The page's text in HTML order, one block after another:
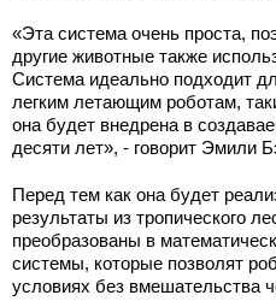
«Эта система очень проста,
другие животные также
Система идеально подходит
легким летающим роботам,
она будет внедрена в
десяти лет», - говорит Эмили
Перед тем как она будет
результаты из тропического
преобразованы в
системы, которые позволят
условиях без вмешательства